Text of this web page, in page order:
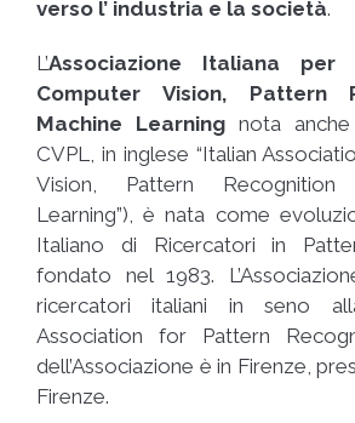
verso l’ industria e la società.
L’Associazione Italiana
Computer Vision, Pattern
Machine Learning nota anche
CVPL, in inglese “Italian
Vision, Pattern
Learning”), è nata come
Italiano di Ricercatori in
fondato nel 1983.
ricercatori italiani in seno
Association for Pattern
dell’Associazione è in Firenze,
Firenze.